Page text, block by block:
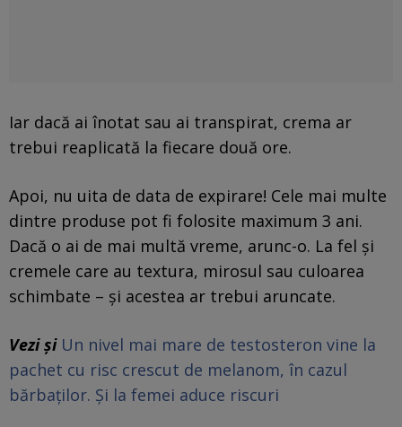
Iar dacă ai înotat sau ai transpirat, crema ar
trebui reaplicată la fiecare două ore.
Apoi, nu uita de data de expirare! Cele mai multe
dintre produse pot fi folosite maximum 3 ani.
Dacă o ai de mai multă vreme, arunc-o. La fel și
cremele care au textura, mirosul sau culoarea
schimbate – și acestea ar trebui aruncate.
Vezi și Un nivel mai mare de testosteron vine la
pachet cu risc crescut de melanom, în cazul
bărbaților. Și la femei aduce riscuri